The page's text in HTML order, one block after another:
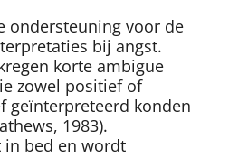
ondersteuning voor de
bij angst.
korte ambigue
zowel positief of
geïnterpreteerd konden
1983).
in bed en wordt